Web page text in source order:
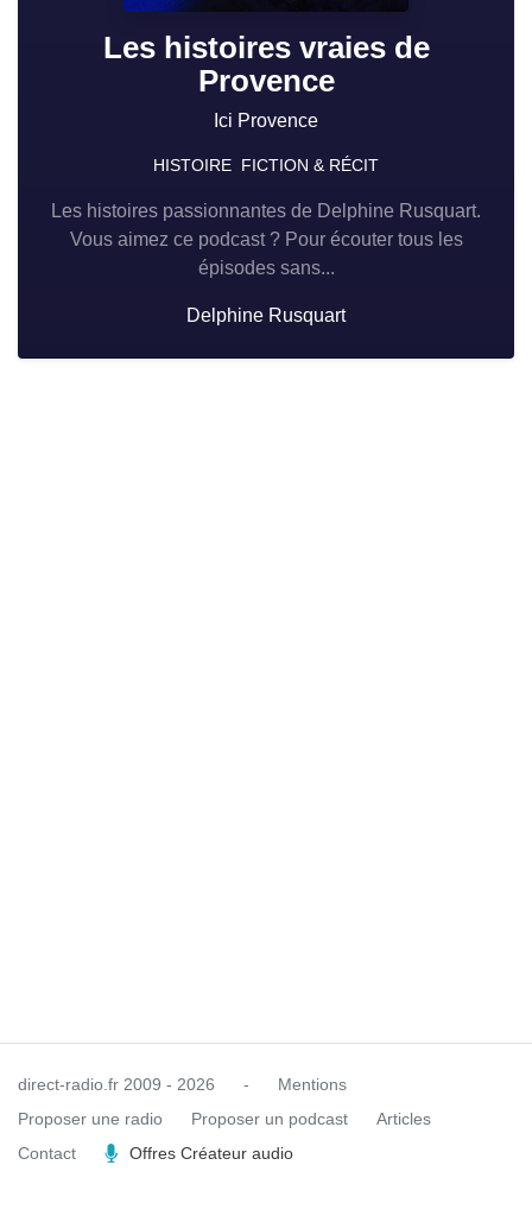
Les histoires vraies de
Provence
Ici Provence
HISTOIRE FICTION & RÉCIT
Les histoires passionnantes de Delphine Rusquart.
Vous aimez ce podcast ? Pour écouter tous les
épisodes sans...
Delphine Rusquart
direct-radio.fr 2009 - 2026 -
Mentions
Proposer une radio
Proposer un podcast
Articles
Contact
Offres Créateur audio